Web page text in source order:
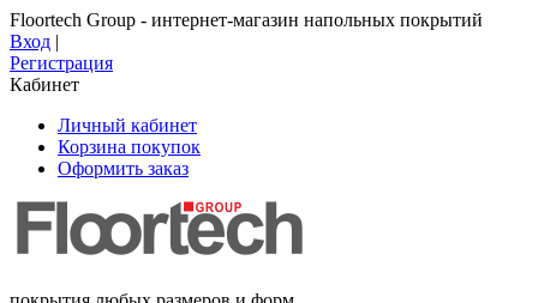
Floortech Group - интернет-магазин напольных покрытий
Вход |
Регистрация
Кабинет
Личный кабинет
Корзина покупок
Оформить заказ